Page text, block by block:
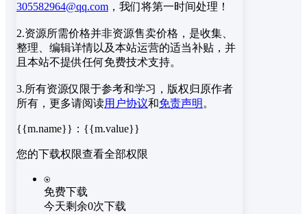
305582964@qq.com ，我们将第一时间处理！
2.资源所需价格并非资源售卖价格，是收集、
整理、编辑详情以及本站运营的适当补贴，并
且本站不提供任何免费技术支持。
3.所有资源仅限于参考和学习，版权归原作者
所有，更多请阅读用户协议和免责声明 。
{{m.name}} ： {{m.value}}
您的下载权限查看全部权限
⍟
免费下载
今天剩余0次下载